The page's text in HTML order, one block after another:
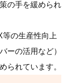
の手を緩められ
の生産性向上
ーの活用など）
られています。